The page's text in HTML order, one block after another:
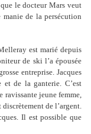
le docteur Mars veut
de la persécution
est marié depuis
de ski l’a épousée
entreprise. Jacques
de la ganterie. C’est
ravissante jeune femme,
de l’argent.
Il est possible que